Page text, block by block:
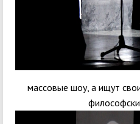
массовые шоу, а ищут